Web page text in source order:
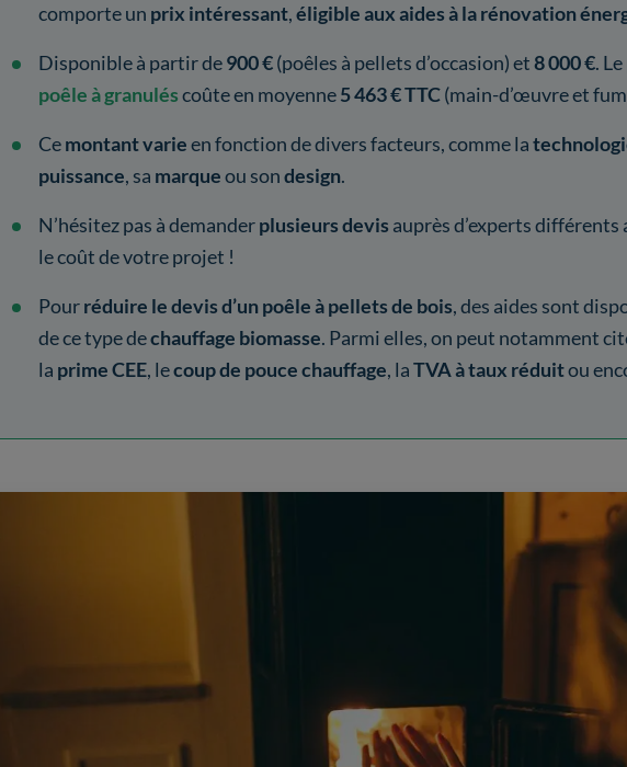
comporte un prix intéressant,éligible aux aides à la rénovation
Disponible à partir de900 €(poêles à pellets d’occasion)et8 000 €. Le
poêle à granuléscoûte en moyenne5 463 € TTC(main-d’œuvre et
Cemontant varieen fonction de divers facteurs, comme la
puissance, sa marqueou sondesign.
N’hésitez pas à demanderplusieurs devis auprès d’experts
le coût de votre projet !
Pourréduire le devis d’un poêle à pellets de bois, des aides sont
de ce type dechauffage biomasse. Parmi elles, on peut notamment
la prime CEE, lecoup de pouce chauffage, laTVA à taux réduitou